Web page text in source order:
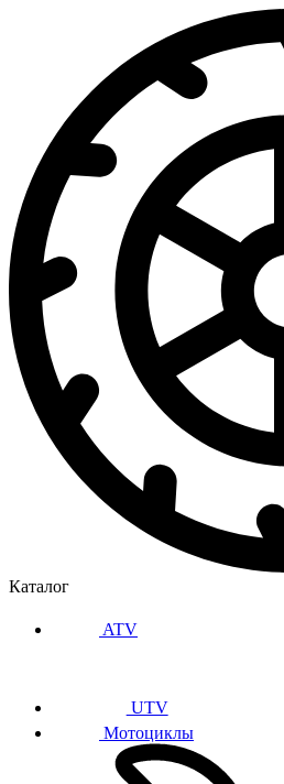
Каталог
ATV
UTV
Мотоциклы